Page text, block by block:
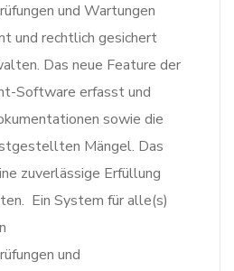
und Wartungen
und rechtlich gesichert
Das neue Feature der
Software erfasst und
sowie die
Mängel. Das
zuverlässige Erfüllung
Ein System für alle(s)
und